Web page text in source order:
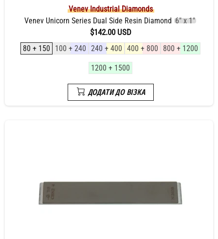
Venev Industrial Diamonds
Venev Unicorn Series Dual Side Resin Diamond 6" x 1"
$142.00 USD
80 + 150 100 + 240 240 + 400 400 + 800 800 + 1200
1200 + 1500
ДОДАТИ ДО ВІЗКА